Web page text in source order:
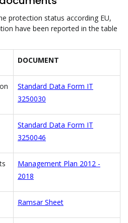
protection status according EU,
have been reported in the table
DOCUMENT
Standard Data Form IT
3250030
Standard Data Form IT
3250046
Management Plan 2012 -
2018
Ramsar Sheet